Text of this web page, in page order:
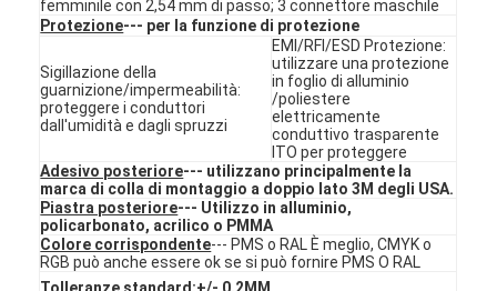
Commutatore di membrana di FPC
Interruttore a membrana impermeabile
Interruttore a membrana per la stampa digitale
interruttore a membrana retroilluminato
Sovrapposizione grafica
Commutatore di membrana medico
femminile con 2,54 mm di passo; 3 connettore maschile
Protezione--- per la funzione di protezione
Sigillazione della
guarnizione/impermeabilità:
proteggere i conduttori
dall'umidità e dagli spruzzi
EMI/RFI/ESD Protezione:
utilizzare una protezione
in foglio di alluminio
/poliestere
elettricamente
conduttivo trasparente
ITO per proteggere
Adesivo posteriore--- utilizzano principalmente la
marca di colla di montaggio a doppio lato 3M degli USA.
Piastra posteriore--- Utilizzo in alluminio,
policarbonato, acrilico o PMMA
Colore corrispondente--- PMS o RAL È meglio, CMYK o
RGB può anche essere ok se si può fornire PMS O RAL